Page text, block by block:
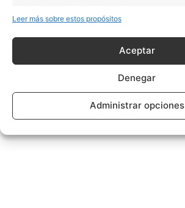
Leer más sobre estos propósitos
Aceptar
Denegar
Administrar opciones